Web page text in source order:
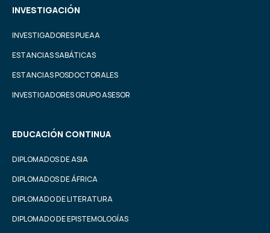
INVESTIGACIÓN
INVESTIGADORES PUEAA
ESTANCIAS SABÁTICAS
ESTANCIAS POSDOCTORALES
INVESTIGADORES GRUPO ASESOR
EDUCACIÓN CONTINUA
DIPLOMADOS DE ASIA
DIPLOMADOS DE ÁFRICA
DIPLOMADO DE LITERATURA
DIPLOMADO DE EPISTEMOLOGÍAS